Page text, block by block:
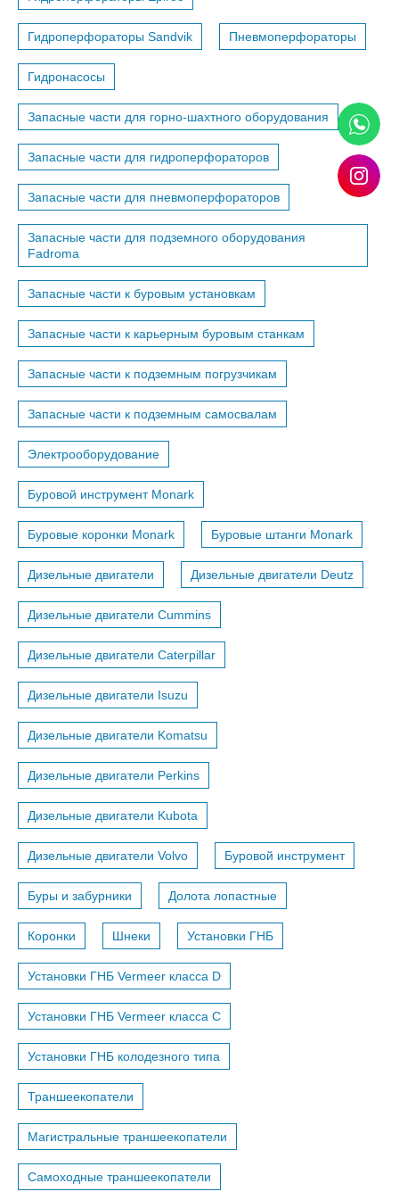
Гидроперфораторы Sandvik Пневмоперфораторы
Гидронасосы
Запасные части для горно-шахтного оборудования
Запасные части для гидроперфораторов
Запасные части для пневмоперфораторов
Запасные части для подземного оборудования
Fadroma
Запасные части к буровым установкам
Запасные части к карьерным буровым станкам
Запасные части к подземным погрузчикам
Запасные части к подземным самосвалам
Электрооборудование
Буровой инструмент Monark
Буровые коронки Monark Буровые штанги Monark
Дизельные двигатели Дизельные двигатели Deutz
Дизельные двигатели Cummins
Дизельные двигатели Caterpillar
Дизельные двигатели Isuzu
Дизельные двигатели Komatsu
Дизельные двигатели Perkins
Дизельные двигатели Kubota
Дизельные двигатели Volvo Буровой инструмент
Буры и забурники Долота лопастные
Коронки Шнеки Установки ГНБ
Установки ГНБ Vermeer класса D
Установки ГНБ Vermeer класса С
Установки ГНБ колодезного типа
Траншеекопатели
Магистральные траншеекопатели
Самоходные траншеекопатели